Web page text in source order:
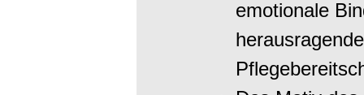
emotionale